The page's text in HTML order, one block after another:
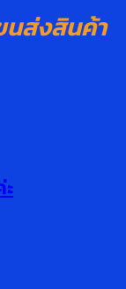
นส่งสินค้า